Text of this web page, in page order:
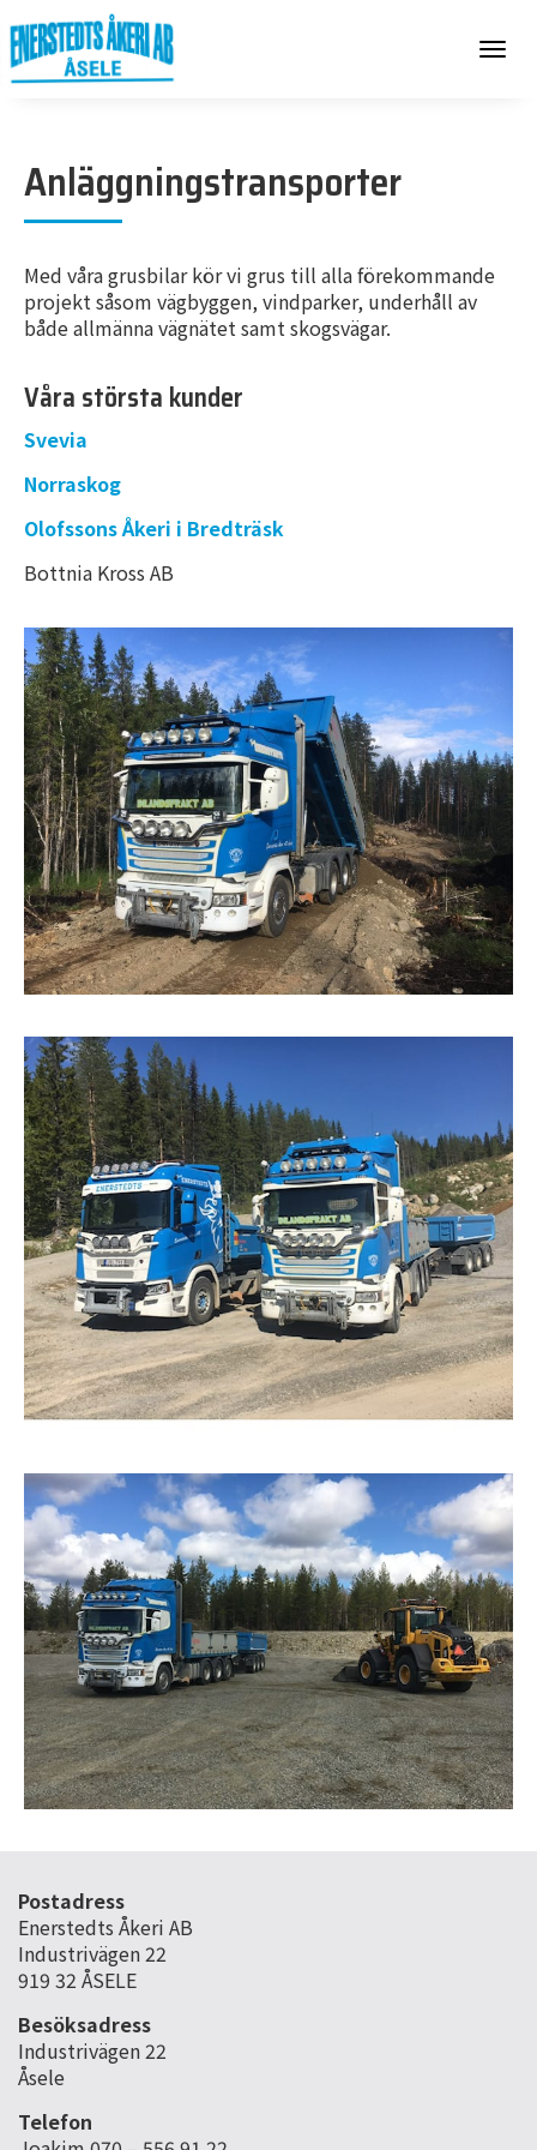
Toggle
Anläggningstransporter
Med våra grusbilar kör vi grus till alla förekommande
projekt såsom vägbyggen, vindparker, underhåll av
både allmänna vägnätet samt skogsvägar.
Våra största kunder
Svevia
Norraskog
Olofssons Åkeri i Bredträsk
Bottnia Kross AB
Postadress
Enerstedts Åkeri AB
Industrivägen 22
919 32 ÅSELE
Besöksadress
Industrivägen 22
Åsele
Telefon